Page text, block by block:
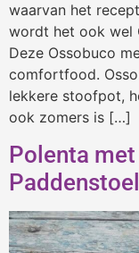
waarvan het
wordt het ook wel
Deze Ossobuco
comfortfood.
lekkere stoofpot,
ook zomers is […]
Polenta